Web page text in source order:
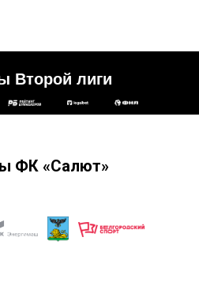
Второй лиги
ФК «Салют»